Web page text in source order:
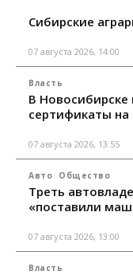
Сибирские
07 августа 2026, 14:00
Власть
В
сертификаты на
07 августа 2026, 13:55
Авто Общество
Треть
«поставили
07 августа 2026, 13:00
Власть